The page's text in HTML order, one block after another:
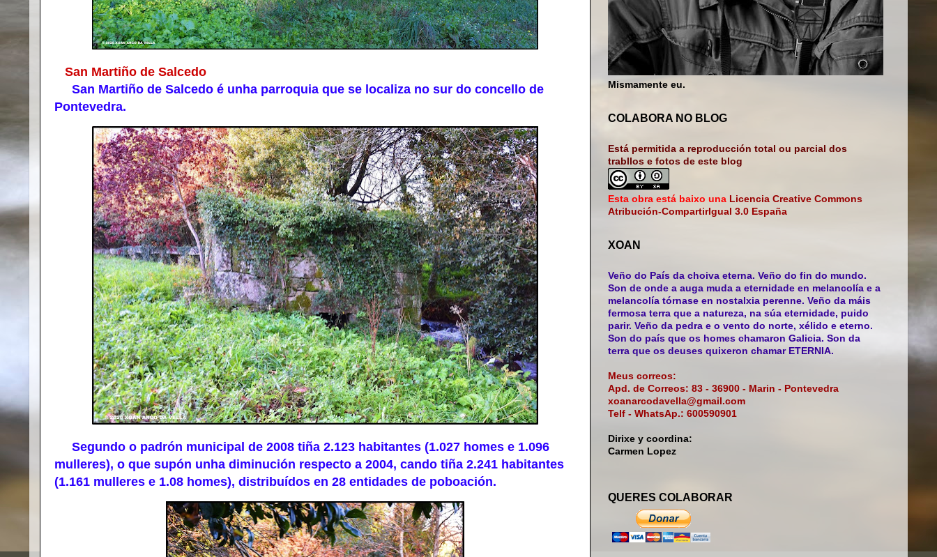
San Martiño de Salcedo
San Martiño de Salcedo é unha parroquia que se localiza no sur do concello de
Pontevedra.
Segundo o padrón municipal de 2008 tiña 2.123 habitantes (1.027 homes e 1.096
mulleres), o que supón unha diminución respecto a 2004, cando tiña 2.241 habitantes
(1.161 mulleres e 1.08 homes), distribuídos en 28 entidades de poboación.
Mismamente eu.
COLABORA NO BLOG
Está permitida a reproducción total ou parcial dos
trabllos e fotos de este blog
Esta obra está baixo una Licencia Creative Commons
Atribución-CompartirIgual 3.0 España
XOAN
Veño do País da choiva eterna. Veño do fin do mundo.
Son de onde a auga muda a eternidade en melancolía e a
melancolía tórnase en nostalxia perenne. Veño da máis
fermosa terra que a natureza, na súa eternidade, puido
parir. Veño da pedra e o vento do norte, xélido e eterno.
Son do país que os homes chamaron Galicia. Son da
terra que os deuses quixeron chamar ETERNIA.
Meus correos:
Apd. de Correos: 83 - 36900 - Marin - Pontevedra
xoanarcodavella@gmail.com
Telf - WhatsAp.: 600590901
Dirixe y coordina:
Carmen Lopez
QUERES COLABORAR